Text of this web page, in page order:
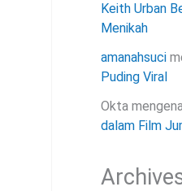
Keith Urban
Menikah
amanahsuci
Puding Viral
Okta
dalam Film